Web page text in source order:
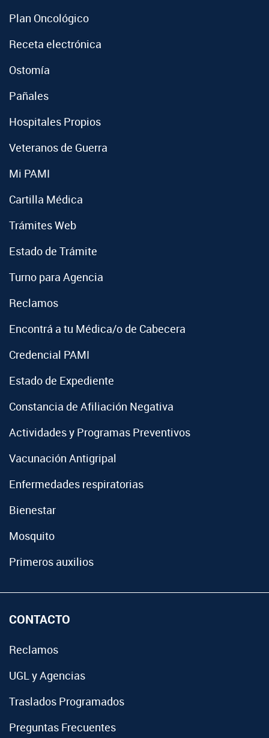
Plan Oncológico
Receta electrónica
Ostomía
Pañales
Hospitales Propios
Veteranos de Guerra
Mi PAMI
Cartilla Médica
Trámites Web
Estado de Trámite
Turno para Agencia
Reclamos
Encontrá a tu Médica/o de Cabecera
Credencial PAMI
Estado de Expediente
Constancia de Afiliación Negativa
Actividades y Programas Preventivos
Vacunación Antigripal
Enfermedades respiratorias
Bienestar
Mosquito
Primeros auxilios
CONTACTO
Reclamos
UGL y Agencias
Traslados Programados
Preguntas Frecuentes